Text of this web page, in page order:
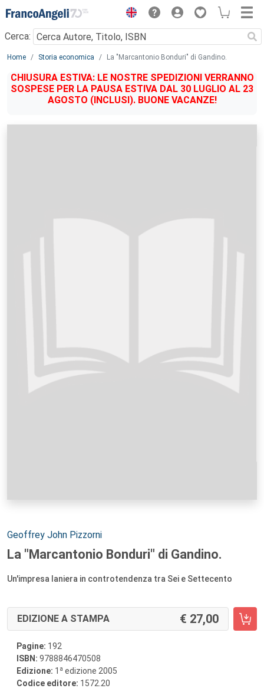
Menu
Cerca:
Main content
Home Storia economica La "Marcantonio Bonduri" di Gandino.
CHIUSURA ESTIVA: LE NOSTRE SPEDIZIONI VERRANNO
SOSPESE PER LA PAUSA ESTIVA DAL 30 LUGLIO AL 23
AGOSTO (INCLUSI). BUONE VACANZE!
Autori:
Geoffrey John Pizzorni
La "Marcantonio Bonduri" di Gandino.
Un'impresa laniera in controtendenza tra Sei e Settecento
EDIZIONE A STAMPA 27,00
Pagine: 192
ISBN: 9788846470508
Edizione: 1 a edizione 2005
Codice editore: 1572.20